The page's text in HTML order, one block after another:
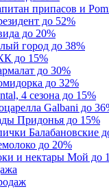
припасов и
до 52%
до 20%
город до 38%
до 15%
до 30%
до 32%
4 сезона до 15%
Galbani до
Придонья до 15%
Балабановские
до 20%
и нектары Мой до